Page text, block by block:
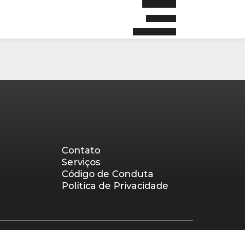
Contato
Serviços
Código de Conduta
Política de Privacidade